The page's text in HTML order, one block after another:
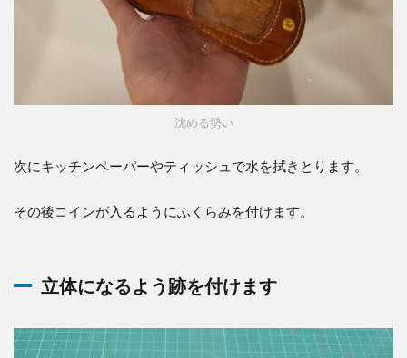
沈める勢い
次にキッチンペーパーやティッシュで水を拭きとります。
その後コインが入るようにふくらみを付けます。
立体になるよう跡を付けます